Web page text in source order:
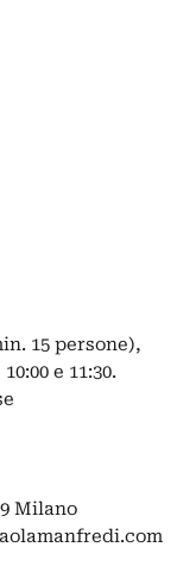
15 persone),
e 11:30.
Milano